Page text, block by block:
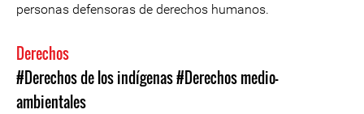
personas defensoras de derechos humanos.
Derechos
#Derechos de los indígenas#Derechos medio-
ambientales